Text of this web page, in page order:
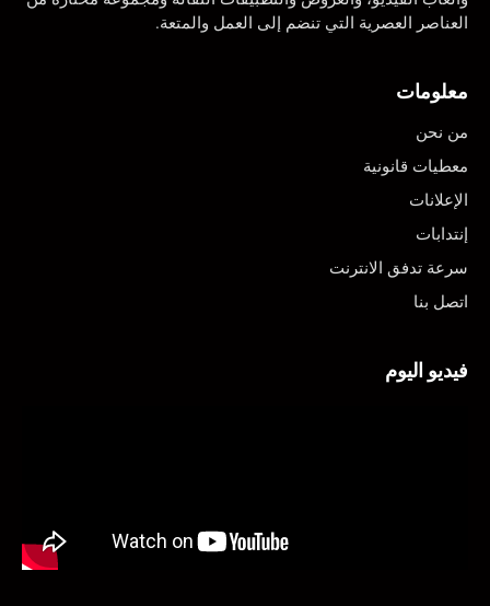
العناصر العصرية التي تنضم إلى العمل والمتعة.
معلومات
من نحن
معطيات قانونية
الإعلانات
إنتدابات
سرعة تدفق الانترنت
اتصل بنا
فيديو اليوم